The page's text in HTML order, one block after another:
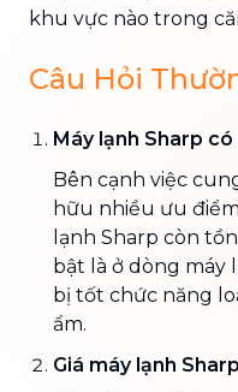
khu vực nào trong
Câu Hỏi
Máy lạnh Sharp
Bên cạnh việc
hữu nhiều ưu
lạnh Sharp còn
bật là ở dòng máy
bị tốt chức năng
ẩm.
Giá máy lạnh